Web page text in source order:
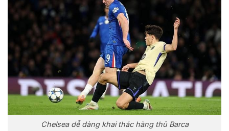
Chelsea dễ dàng khai thác hàng thủ Barca